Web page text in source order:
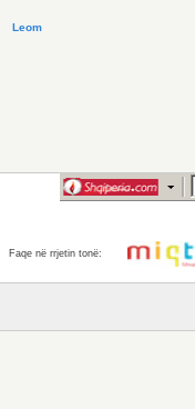
Leom
Faqe në rrjetin tonë: